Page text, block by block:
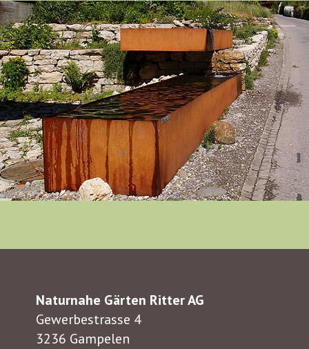
Naturnahe Gärten Ritter AG
Gewerbestrasse 4
3236 Gampelen